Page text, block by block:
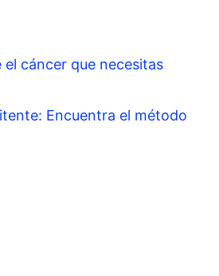
cáncer que necesitas
Encuentra el método